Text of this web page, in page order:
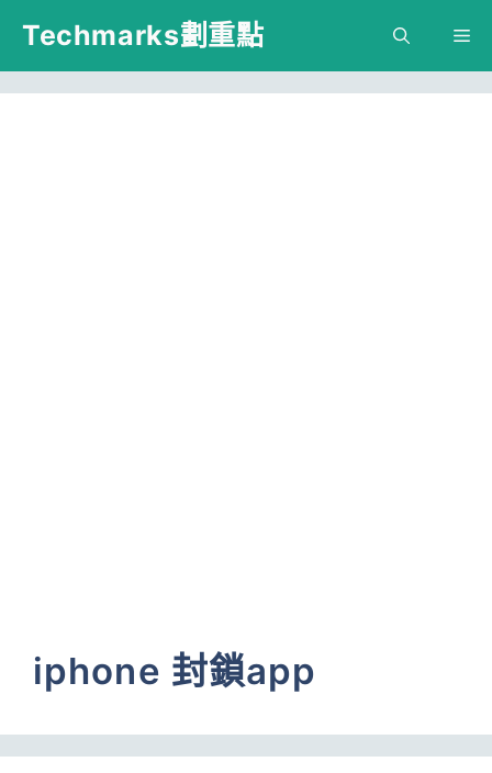
跳
主
Techmarks劃重點
iphone 封鎖app